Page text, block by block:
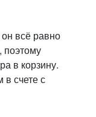
всё равно
поэтому
в корзину.
счете с